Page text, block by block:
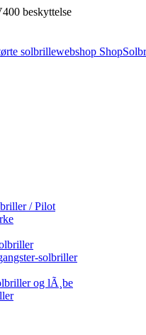
beskyttelse
/ Pilot
solbriller
og lÃ¸be